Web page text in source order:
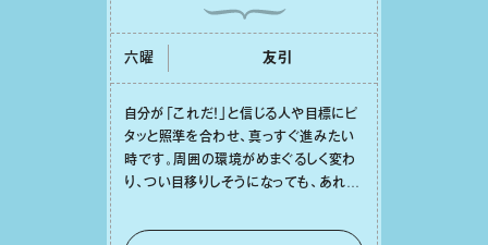
六曜 友引
⾃分が「これだ！」と信じる⼈や⽬標にピ
タッと照準を合わせ、真っすぐ進みたい
時です。周囲の環境がめまぐるしく変わ
り、つい⽬移りしそうになっても、あれこ
をそっと⼿放し、⽬の前のことに集中しま